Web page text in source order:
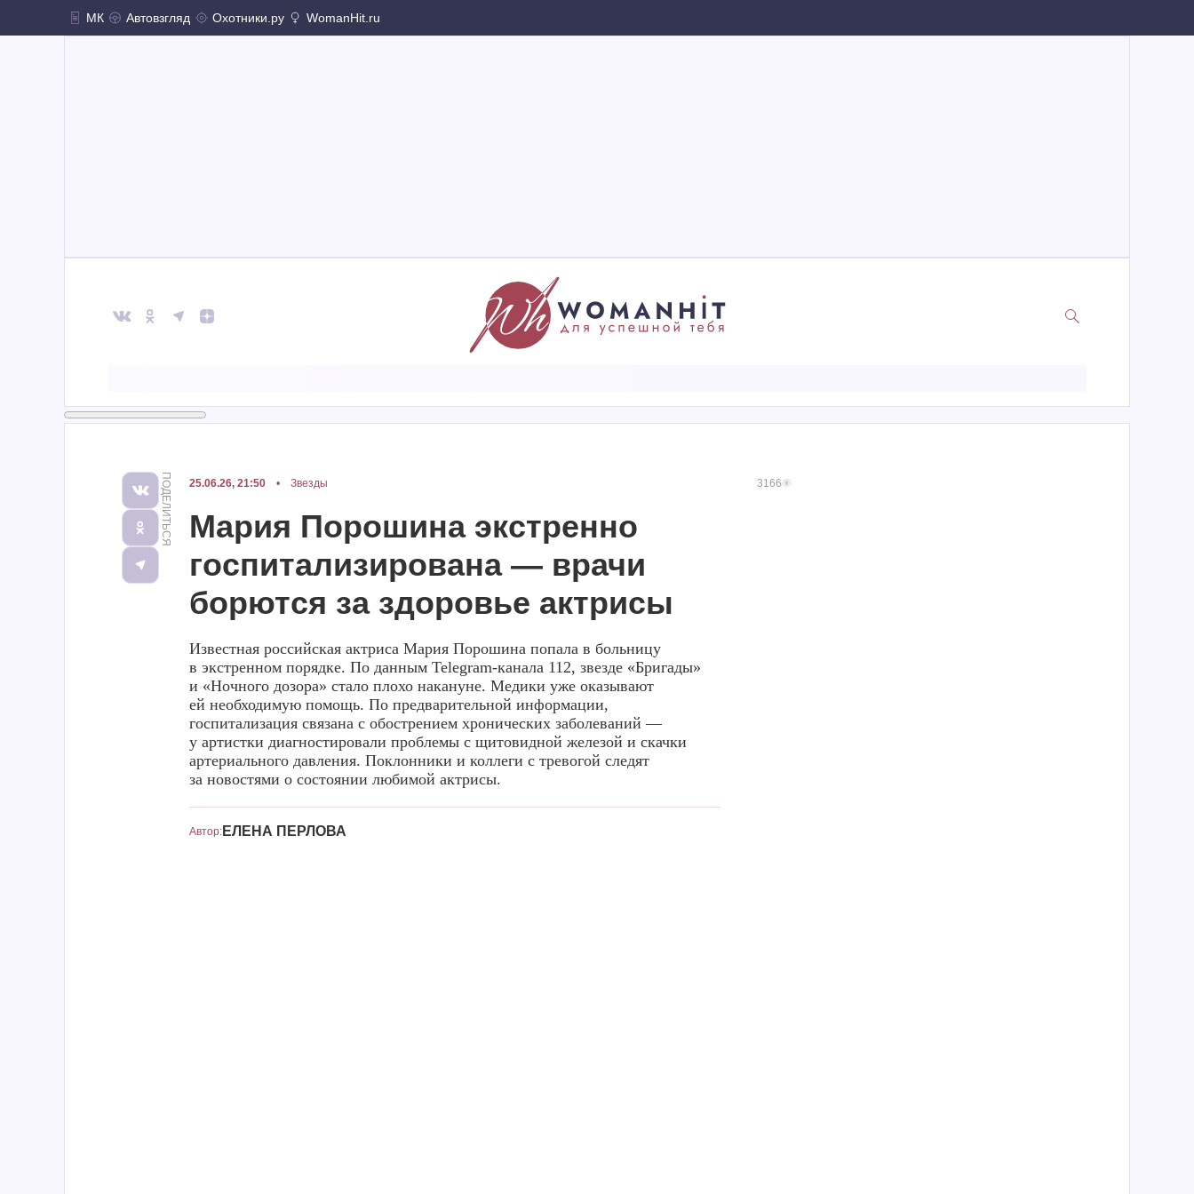
МК Автовзгляд Охотники.ру WomanHit.ru
ПОДЕЛИТЬСЯ 25.06.26, 21:50 • Звезды 3166
Мария Порошина экстренно
госпитализирована — врачи
борются за здоровье актрисы
Известная российская актриса Мария Порошина попала в больницу
в экстренном порядке. По данным Telegram-канала 112, звезде «Бригады»
и «Ночного дозора» стало плохо накануне. Медики уже оказывают
ей необходимую помощь. По предварительной информации,
госпитализация связана с обострением хронических заболеваний —
у артистки диагностировали проблемы с щитовидной железой и скачки
артериального давления. Поклонники и коллеги с тревогой следят
за новостями о состоянии любимой актрисы.
Автор: ЕЛЕНА ПЕРЛОВА